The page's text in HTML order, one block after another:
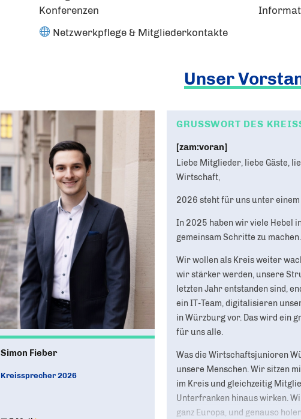
Konferenzen
Netzwerkpflege & Mitgliederkontakte
Unser
Simon Fieber
Kreissprecher 2026
GRUSSWORT DES
[zam:voran]
Liebe Mitglieder, liebe Gäste,
Wirtschaft,
2026 steht für uns unter
In 2025 haben wir viele Hebel
gemeinsam Schritte zu
Wir wollen als Kreis weiter
wir stärker werden, unsere
letzten Jahr entstanden sind,
ein IT-Team, digitalisieren
in Würzburg vor. Das wird ein
für uns alle.
Was die Wirtschaftsjunioren
unsere Menschen. Wir sitzen
im Kreis und gleichzeitig
Unterfranken hinaus wirken.
ganz Europa, und genauso